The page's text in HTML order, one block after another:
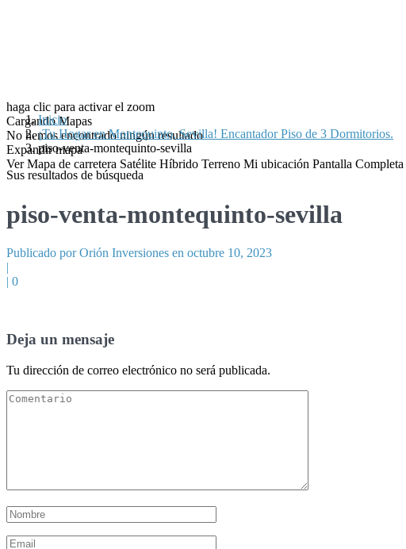
haga clic para activar el zoom
Cargando Mapas
No hemos encontrado ningún resultado
Expandir mapa
Ver Mapa de carretera Satélite Híbrido Terreno Mi ubicación Pantalla Completa
Inicio
¡Tu Hogar en Montequinto, Sevilla! Encantador Piso de 3 Dormitorios.
piso-venta-montequinto-sevilla
Sus resultados de búsqueda
piso-venta-montequinto-sevilla
Publicado por Orión Inversiones en octubre 10, 2023
|
| 0
Deja un mensaje
Tu dirección de correo electrónico no será publicada.